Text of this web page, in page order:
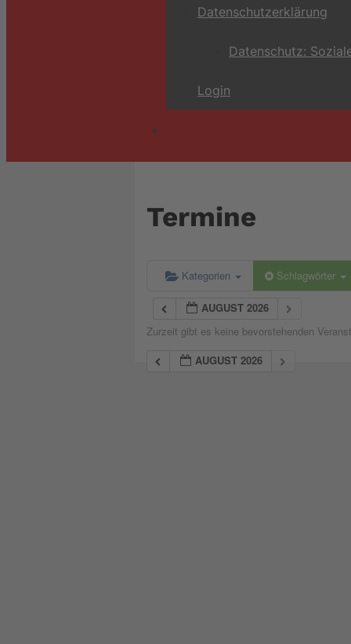
Datenschutzerklärung
Datenschutz:
Login
Termine
Kategorien Schlagwörter
AUGUST 2026
Zurzeit gibt es keine bevorstehenden
AUGUST 2026